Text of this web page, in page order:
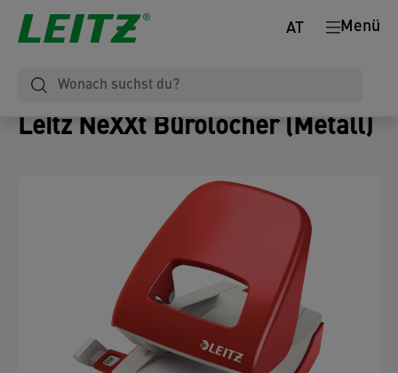
Menü
AT
Leitz NeXXt Bürolocher (Metall)